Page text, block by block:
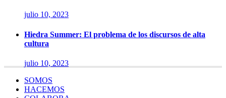
julio 10, 2023
Hiedra Summer: El problema de los discursos de alta
cultura
julio 10, 2023
SOMOS
HACEMOS